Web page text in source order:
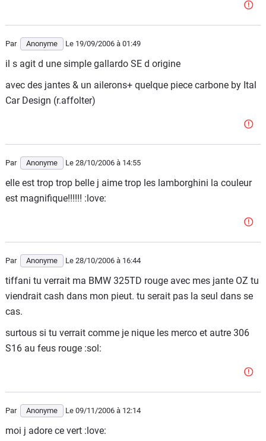
Par Anonyme Le 19/09/2006 à 01:49
il s agit d une simple gallardo SE d origine
avec des jantes & un ailerons+ quelque piece carbone by Ital
Car Design (r.affolter)
Par Anonyme Le 28/10/2006 à 14:55
elle est trop trop belle j aime trop les lamborghini la couleur
est magnifique!!!!!! :love:
Par Anonyme Le 28/10/2006 à 16:44
tiffani tu verrait ma BMW 325TD rouge avec mes jante OZ tu
viendrait cash dans mon pieut. tu serait pas la seul dans se
cas.
surtous si tu verrait comme je nique les merco et autre 306
S16 au feus rouge :sol:
Par Anonyme Le 09/11/2006 à 12:14
moi j adore ce vert :love: